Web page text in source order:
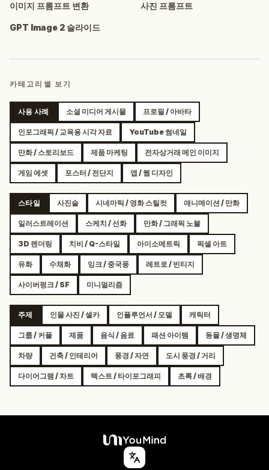
이미지 프롬프트 변환 사진 프롬프트
GPT Image 2 슬라이드
카테고리별 보기
사용 사례 소셜 미디어 게시물 프로필 / 아바타
인포그래픽 / 교육용 시각 자료 YouTube 썸네일
만화 / 스토리보드 제품 마케팅 전자상거래 메인 이미지
게임 에셋 포스터 / 전단지 앱 / 웹 디자인
스타일 사진술 시네마틱 / 영화 스틸컷 애니메이션 / 만화
일러스트레이션 스케치 / 선화 만화 / 그래픽 노블
3D 렌더링 치비 / Q-스타일 아이소메트릭 픽셀 아트
유화 수채화 잉크 / 중국풍 레트로 / 빈티지
사이버펑크 / SF 미니멀리즘
주제 인물 사진 / 셀카 인플루언서 / 모델 캐릭터
그룹 / 커플 제품 음식 / 음료 패션 아이템 동물 / 생명체
차량 건축 / 인테리어 풍경 / 자연 도시 풍경 / 거리
다이어그램 / 차트 텍스트 / 타이포그래피 초록 / 배경